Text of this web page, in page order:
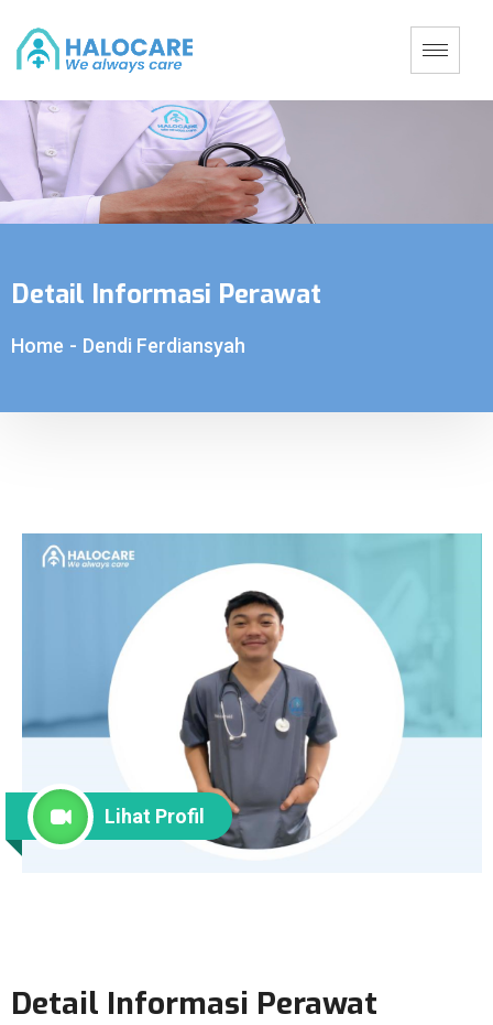
Detail Informasi Perawat
Home - Dendi Ferdiansyah
Lihat Profil
Detail Informasi Perawat